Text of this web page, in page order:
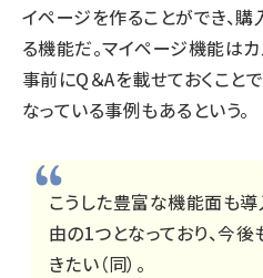
イページを作ることができ、
る機能だ。マイページ機能は
事前にQ＆Aを載せておくこと
なっている事例もあるという。
こうした豊富な機能面も
由の1つとなっており、今
きたい（同）。